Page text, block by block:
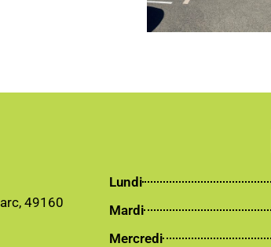
49160
Lundi
Mardi
Mercredi